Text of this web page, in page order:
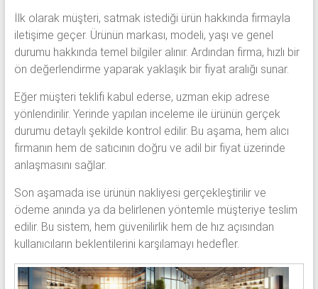
İlk olarak müşteri, satmak istediği ürün hakkında firmayla
iletişime geçer. Ürünün markası, modeli, yaşı ve genel
durumu hakkında temel bilgiler alınır. Ardından firma, hızlı bir
ön değerlendirme yaparak yaklaşık bir fiyat aralığı sunar.
Eğer müşteri teklifi kabul ederse, uzman ekip adrese
yönlendirilir. Yerinde yapılan inceleme ile ürünün gerçek
durumu detaylı şekilde kontrol edilir. Bu aşama, hem alıcı
firmanın hem de satıcının doğru ve adil bir fiyat üzerinde
anlaşmasını sağlar.
Son aşamada ise ürünün nakliyesi gerçekleştirilir ve
ödeme anında ya da belirlenen yöntemle müşteriye teslim
edilir. Bu sistem, hem güvenilirlik hem de hız açısından
kullanıcıların beklentilerini karşılamayı hedefler.